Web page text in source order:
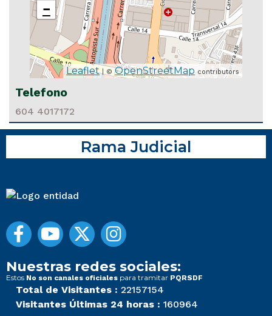
−
Leaflet| ©OpenStreetMap contributors
Telefono
604 4017172
Rama Judicial
Nuestras redes sociales:
Estos No son canales oficiales para tramitar PQRSDF
Total de Visitantes : 22157154
Visitantes Últimas 24 horas : 160964